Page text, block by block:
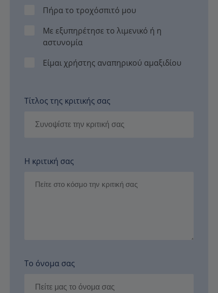
Πήρα το τροχόσπιτό μου
Με εξυπηρέτησε το λιμενικό ή η
αστυνομία
Είμαι χρήστης αναπηρικού αμαξιδίου
Τίτλος της κριτικής σας
Η κριτική σας
Το όνομα σας